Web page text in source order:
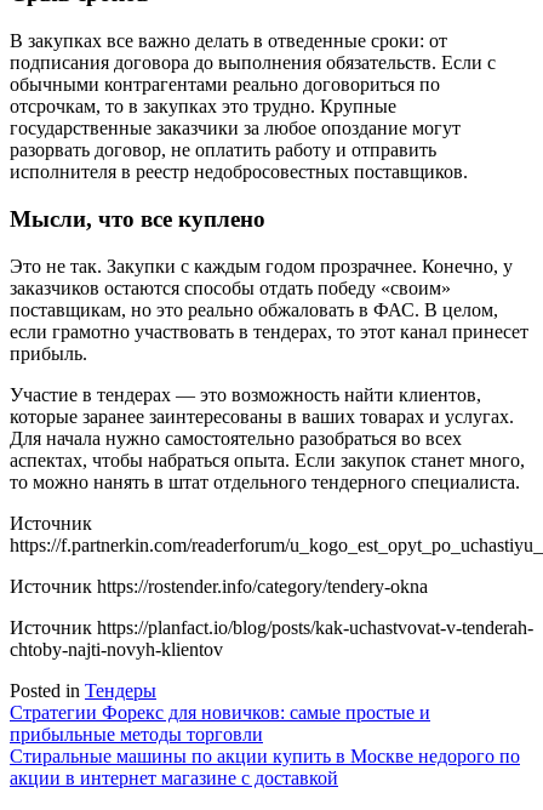
В закупках все важно делать в отведенные сроки: от
подписания договора до выполнения обязательств. Если с
обычными контрагентами реально договориться по
отсрочкам, то в закупках это трудно. Крупные
государственные заказчики за любое опоздание могут
разорвать договор, не оплатить работу и отправить
исполнителя в реестр недобросовестных поставщиков.
Мысли, что все куплено
Это не так. Закупки с каждым годом прозрачнее. Конечно, у
заказчиков остаются способы отдать победу «своим»
поставщикам, но это реально обжаловать в ФАС. В целом,
если грамотно участвовать в тендерах, то этот канал принесет
прибыль.
Участие в тендерах — это возможность найти клиентов,
которые заранее заинтересованы в ваших товарах и услугах.
Для начала нужно самостоятельно разобраться во всех
аспектах, чтобы набраться опыта. Если закупок станет много,
то можно нанять в штат отдельного тендерного специалиста.
Источник
https://f.partnerkin.com/readerforum/
Источник https://rostender.info/category/tendery-okna
Источник https://planfact.io/blog/posts/kak-uchastvovat-v-tenderah-
chtoby-najti-novyh-klientov
Posted in Тендеры
Навигация
по
записям
Стратегии Форекс для новичков: самые простые и
прибыльные методы торговли
Стиральные машины по акции купить в Москве недорого по
акции в интернет магазине с доставкой